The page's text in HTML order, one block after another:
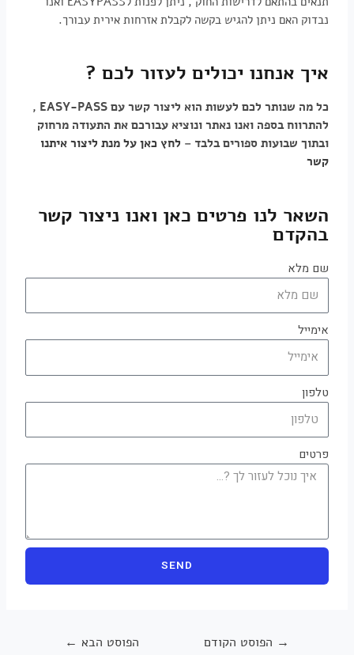
נבדוק האם ניתן להגיש בקשה לקבלת אזרחות אירית עבורך.
איך אנחנו יכולים לעזור לכם ?
כל מה שנותר לכם לעשות הוא ליצור קשר עם EASY-PASS ,
להתרווח בספה ואנו נאתר ונוציא עבורכם את התעודה מרחוק
ובתוך שבועות ספורים בלבד – לחץ כאן על מנת ליצור איתנו
קשר
השאר לנו פרטים כאן ואנו ניצור קשר
בהקדם
שם מלא
אימייל
טלפון
פרטים
SEND
→ הפוסט הקודם הפוסט הבא ←